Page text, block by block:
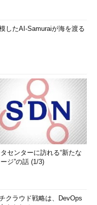
したAI-Samuraiが海を渡る
センターに訪れる“新たな
ジ”の話 (1/3)
クラウド戦略は、DevOps